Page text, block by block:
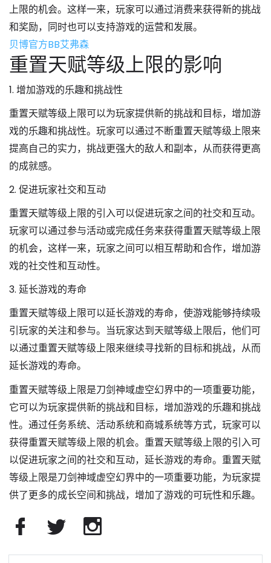
上限的机会。这样一来，玩家可以通过消费来获得新的挑战
和奖励，同时也可以支持游戏的运营和发展。
贝博官方BB艾弗森
重置天赋等级上限的影响
1. 增加游戏的乐趣和挑战性
重置天赋等级上限可以为玩家提供新的挑战和目标，增加游
戏的乐趣和挑战性。玩家可以通过不断重置天赋等级上限来
提高自己的实力，挑战更强大的敌人和副本，从而获得更高
的成就感。
2. 促进玩家社交和互动
重置天赋等级上限的引入可以促进玩家之间的社交和互动。
玩家可以通过参与活动或完成任务来获得重置天赋等级上限
的机会，这样一来，玩家之间可以相互帮助和合作，增加游
戏的社交性和互动性。
3. 延长游戏的寿命
重置天赋等级上限可以延长游戏的寿命，使游戏能够持续吸
引玩家的关注和参与。当玩家达到天赋等级上限后，他们可
以通过重置天赋等级上限来继续寻找新的目标和挑战，从而
延长游戏的寿命。
重置天赋等级上限是刀剑神域虚空幻界中的一项重要功能，
它可以为玩家提供新的挑战和目标，增加游戏的乐趣和挑战
性。通过任务系统、活动系统和商城系统等方式，玩家可以
获得重置天赋等级上限的机会。重置天赋等级上限的引入可
以促进玩家之间的社交和互动，延长游戏的寿命。重置天赋
等级上限是刀剑神域虚空幻界中的一项重要功能，为玩家提
供了更多的成长空间和挑战，增加了游戏的可玩性和乐趣。